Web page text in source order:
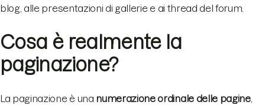
blog, alle presentazioni di gallerie e ai thread del forum.
Cosa è realmente la
paginazione?
La paginazione è una numerazione ordinale delle pagine,